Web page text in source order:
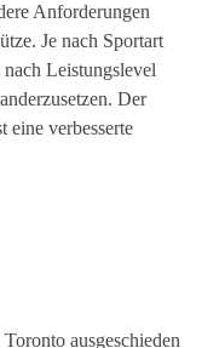
Anforderungen
Je nach Sportart
Leistungslevel
Der
eine verbesserte
ausgeschieden